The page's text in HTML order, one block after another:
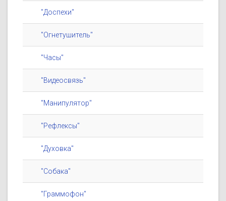
"Доспехи"
"Огнетушитель"
"Часы"
"Видеосвязь"
"Манипулятор"
"Рефлексы"
"Духовка"
"Собака"
"Граммофон"